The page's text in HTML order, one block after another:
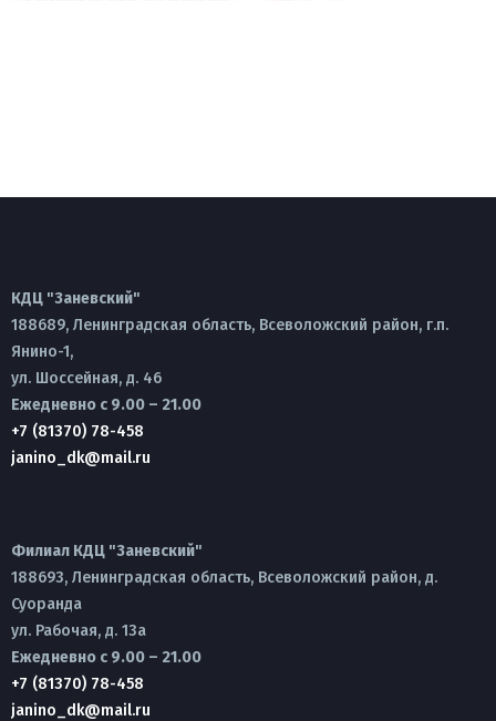
КДЦ "Заневский"
188689, Ленинградская область, Всеволожский район, г.п.
Янино-1,
ул. Шоссейная, д. 46
Ежедневно с 9.00 – 21.00
+7 (81370) 78-458
janino_dk@mail.ru
Филиал КДЦ "Заневский"
188693, Ленинградская область, Всеволожский район, д.
Суоранда
ул. Рабочая, д. 13а
Ежедневно с 9.00 – 21.00
+7 (81370) 78-458
janino_dk@mail.ru